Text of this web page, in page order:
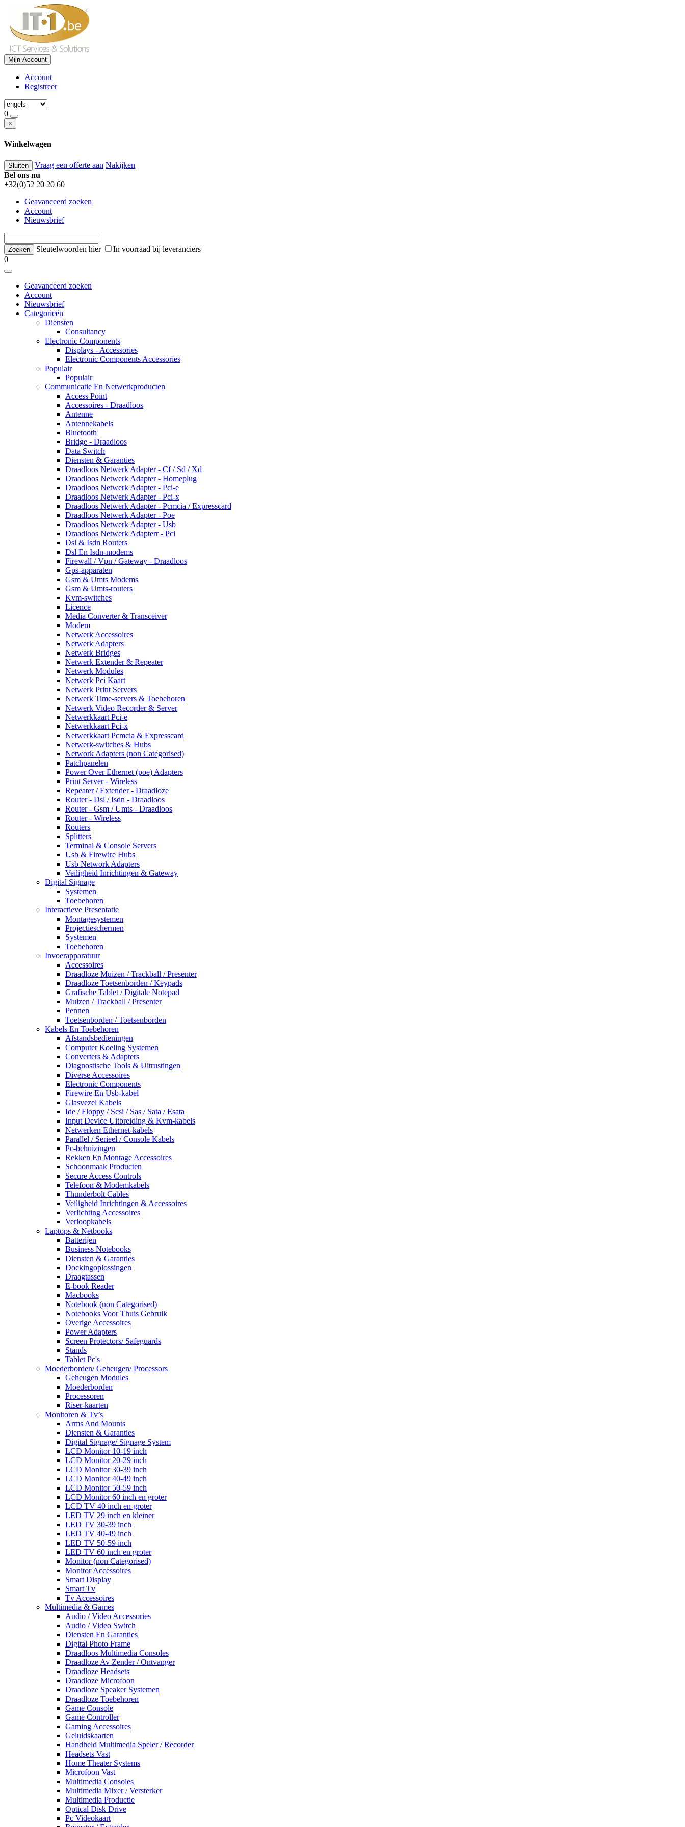
Mijn Account
Account
Registreer
0
×
Winkelwagen
Sluiten Vraag een offerte aan Nakijken
Bel ons nu
+32(0)52 20 20 60
Geavanceerd zoeken
Account
Nieuwsbrief
Sleutelwoorden hier
In voorraad bij leveranciers
0
Geavanceerd zoeken
Account
Nieuwsbrief
Categorieën
Diensten
Consultancy
Electronic Components
Displays - Accessories
Electronic Components Accessories
Populair
Populair
Communicatie En Netwerkproducten
Access Point
Accessoires - Draadloos
Antenne
Antennekabels
Bluetooth
Bridge - Draadloos
Data Switch
Diensten & Garanties
Draadloos Netwerk Adapter - Cf / Sd / Xd
Draadloos Netwerk Adapter - Homeplug
Draadloos Netwerk Adapter - Pci-e
Draadloos Netwerk Adapter - Pci-x
Draadloos Netwerk Adapter - Pcmcia / Expresscard
Draadloos Netwerk Adapter - Poe
Draadloos Netwerk Adapter - Usb
Draadloos Netwerk Adapterr - Pci
Dsl & Isdn Routers
Dsl En Isdn-modems
Firewall / Vpn / Gateway - Draadloos
Gps-apparaten
Gsm & Umts Modems
Gsm & Umts-routers
Kvm-switches
Licence
Media Converter & Transceiver
Modem
Netwerk Accessoires
Netwerk Adapters
Netwerk Bridges
Netwerk Extender & Repeater
Netwerk Modules
Netwerk Pci Kaart
Netwerk Print Servers
Netwerk Time-servers & Toebehoren
Netwerk Video Recorder & Server
Netwerkkaart Pci-e
Netwerkkaart Pci-x
Netwerkkaart Pcmcia & Expresscard
Netwerk-switches & Hubs
Network Adapters (non Categorised)
Patchpanelen
Power Over Ethernet (poe) Adapters
Print Server - Wireless
Repeater / Extender - Draadloze
Router - Dsl / Isdn - Draadloos
Router - Gsm / Umts - Draadloos
Router - Wireless
Routers
Splitters
Terminal & Console Servers
Usb & Firewire Hubs
Usb Network Adapters
Veiligheid Inrichtingen & Gateway
Digital Signage
Systemen
Toebehoren
Interactieve Presentatie
Montagesystemen
Projectieschermen
Systemen
Toebehoren
Invoerapparatuur
Accessoires
Draadloze Muizen / Trackball / Presenter
Draadloze Toetsenborden / Keypads
Grafische Tablet / Digitale Notepad
Muizen / Trackball / Presenter
Pennen
Toetsenborden / Toetsenborden
Kabels En Toebehoren
Afstandsbedieningen
Computer Koeling Systemen
Converters & Adapters
Diagnostische Tools & Uitrustingen
Diverse Accessoires
Electronic Components
Firewire En Usb-kabel
Glasvezel Kabels
Ide / Floppy / Scsi / Sas / Sata / Esata
Input Device Uitbreiding & Kvm-kabels
Netwerken Ethernet-kabels
Parallel / Serieel / Console Kabels
Pc-behuizingen
Rekken En Montage Accessoires
Schoonmaak Producten
Secure Access Controls
Telefoon & Modemkabels
Thunderbolt Cables
Veiligheid Inrichtingen & Accessoires
Verlichting Accessoires
Verloopkabels
Laptops & Netbooks
Batterijen
Business Notebooks
Diensten & Garanties
Dockingoplossingen
Draagtassen
E-book Reader
Macbooks
Notebook (non Categorised)
Notebooks Voor Thuis Gebruik
Overige Accessoires
Power Adapters
Screen Protectors/ Safeguards
Stands
Tablet Pc's
Moederborden/ Geheugen/ Processors
Geheugen Modules
Moederborden
Processoren
Riser-kaarten
Monitoren & Tv’s
Arms And Mounts
Diensten & Garanties
Digital Signage/ Signage System
LCD Monitor 10-19 inch
LCD Monitor 20-29 inch
LCD Monitor 30-39 inch
LCD Monitor 40-49 inch
LCD Monitor 50-59 inch
LCD Monitor 60 inch en groter
LCD TV 40 inch en groter
LED TV 29 inch en kleiner
LED TV 30-39 inch
LED TV 40-49 inch
LED TV 50-59 inch
LED TV 60 inch en groter
Monitor (non Categorised)
Monitor Accessoires
Smart Display
Smart Tv
Tv Accessoires
Multimedia & Games
Audio / Video Accessories
Audio / Video Switch
Diensten En Garanties
Digital Photo Frame
Draadloos Multimedia Consoles
Draadloze Av Zender / Ontvanger
Draadloze Headsets
Draadloze Microfoon
Draadloze Speaker Systemen
Draadloze Toebehoren
Game Console
Game Controller
Gaming Accessoires
Geluidskaarten
Handheld Multimedia Speler / Recorder
Headsets Vast
Home Theater Systems
Microfoon Vast
Multimedia Consoles
Multimedia Mixer / Versterker
Multimedia Productie
Optical Disk Drive
Pc Videokaart